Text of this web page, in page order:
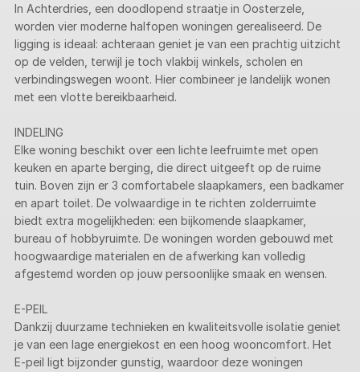
In Achterdries, een doodlopend straatje in Oosterzele,
worden vier moderne halfopen woningen gerealiseerd. De
ligging is ideaal: achteraan geniet je van een prachtig uitzicht
op de velden, terwijl je toch vlakbij winkels, scholen en
verbindingswegen woont. Hier combineer je landelijk wonen
met een vlotte bereikbaarheid.
INDELING
Elke woning beschikt over een lichte leefruimte met open
keuken en aparte berging, die direct uitgeeft op de ruime
tuin. Boven zijn er 3 comfortabele slaapkamers, een badkamer
en apart toilet. De volwaardige in te richten zolderruimte
biedt extra mogelijkheden: een bijkomende slaapkamer,
bureau of hobbyruimte. De woningen worden gebouwd met
hoogwaardige materialen en de afwerking kan volledig
afgestemd worden op jouw persoonlijke smaak en wensen.
E-PEIL
Dankzij duurzame technieken en kwaliteitsvolle isolatie geniet
je van een lage energiekost en een hoog wooncomfort. Het
E-peil ligt bijzonder gunstig, waardoor deze woningen